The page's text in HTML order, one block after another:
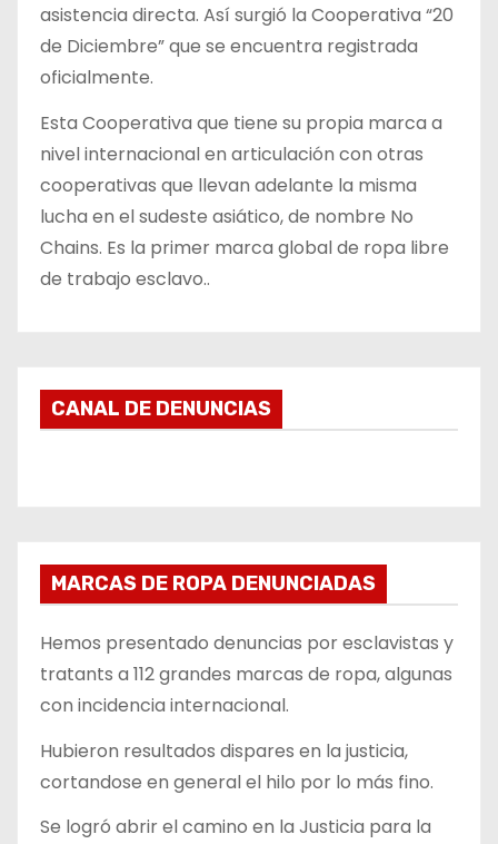
asistencia directa. Así surgió la Cooperativa “20
de Diciembre” que se encuentra registrada
oficialmente.
Esta Cooperativa que tiene su propia marca a
nivel internacional en articulación con otras
cooperativas que llevan adelante la misma
lucha en el sudeste asiático, de nombre No
Chains. Es la primer marca global de ropa libre
de trabajo esclavo..
CANAL DE DENUNCIAS
MARCAS DE ROPA DENUNCIADAS
Hemos presentado denuncias por esclavistas y
tratants a 112 grandes marcas de ropa, algunas
con incidencia internacional.
Hubieron resultados dispares en la justicia,
cortandose en general el hilo por lo más fino.
Se logró abrir el camino en la Justicia para la